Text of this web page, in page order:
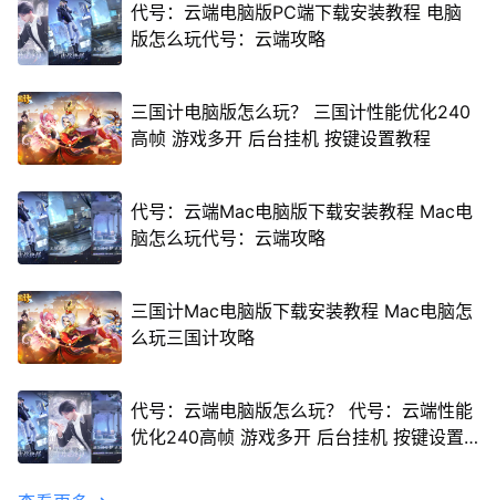
代号：云端电脑版PC端下载安装教程 电脑
版怎么玩代号：云端攻略
三国计电脑版怎么玩？ 三国计性能优化240
高帧 游戏多开 后台挂机 按键设置教程
代号：云端Mac电脑版下载安装教程 Mac电
脑怎么玩代号：云端攻略
三国计Mac电脑版下载安装教程 Mac电脑怎
么玩三国计攻略
代号：云端电脑版怎么玩？ 代号：云端性能
优化240高帧 游戏多开 后台挂机 按键设置